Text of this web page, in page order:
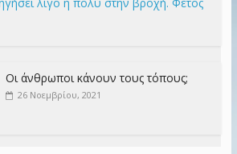
Οι άνθρωποι κάνουν τους τόπους;
26 Νοεμβρίου, 2021